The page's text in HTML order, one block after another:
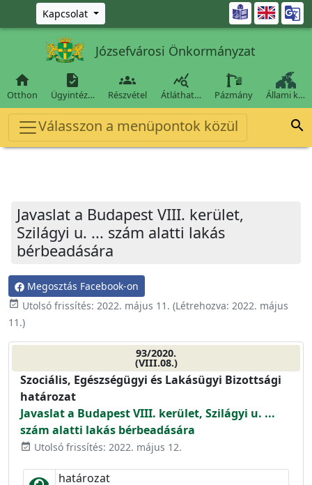
Ugrás a fő tartalomra
Kapcsolat 
Józsefvárosi Önkormányzat

Otthon

Ügyintéz…

Részvétel

Átláthat… Pázmány Állami k…
Válasszon a menüpontok közül 
Javaslat a Budapest VIII. kerület,
Szilágyi u. ... szám alatti lakás
bérbeadására
Megosztás Facebook-on
event_available Utolsó frissítés: 2022. május 11. (Létrehozva: 2022. május
11.)
93/2020.
(VIII.08.)
Szociális, Egészségügyi és Lakásügyi Bizottsági
határozat
Javaslat a Budapest VIII. kerület, Szilágyi u. ...
szám alatti lakás bérbeadására
event_available Utolsó frissítés: 2022. május 12.
határozat